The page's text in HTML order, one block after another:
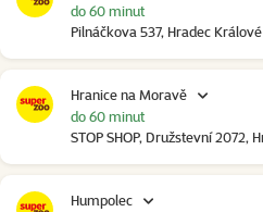
Pilnáčkova 537, Hradec Králové
do 60 minut
Hranice na Moravě
STOP SHOP, Družstevní 2072,
do 60 minut
Humpolec